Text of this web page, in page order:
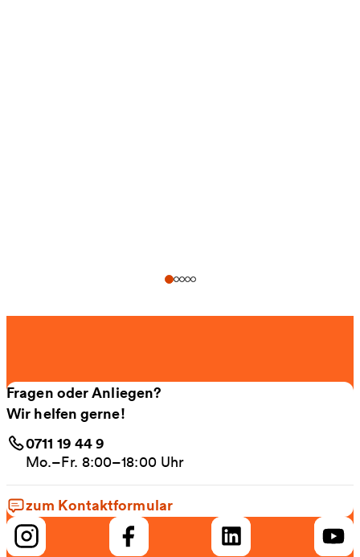
Fragen oder Anliegen?
Wir helfen gerne!
0711 19 44 9
Mo.–Fr. 8:00–18:00 Uhr
zum Kontaktformular